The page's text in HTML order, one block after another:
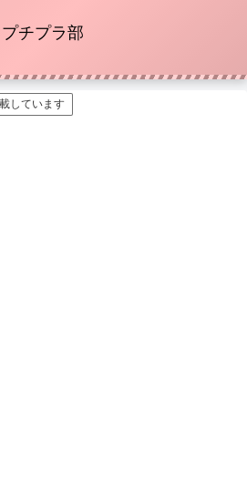
プチプラ部
しています